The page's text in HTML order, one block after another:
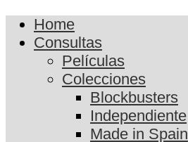
Home
Consultas
Películas
Colecciones
Blockbusters
Independiente
Made in Spain